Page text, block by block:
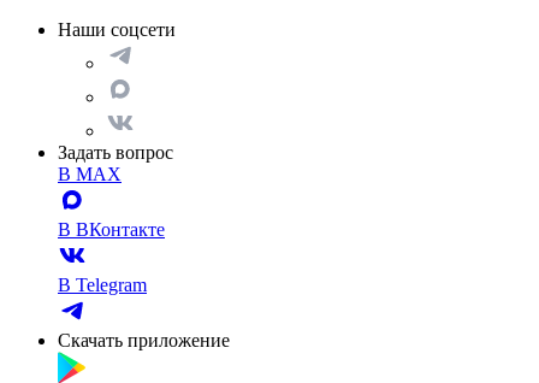
Наши соцсети
Задать вопрос
В MAX
В ВКонтакте
В Telegram
Скачать приложение